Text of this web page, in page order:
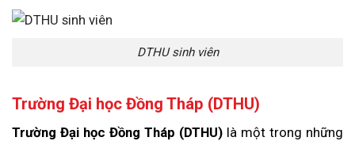
DTHU sinh viên
Trường Đại học Đồng Tháp (DTHU)
Trường Đại học Đồng Tháp (DTHU) là một trong những